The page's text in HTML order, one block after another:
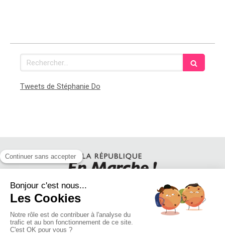
Rechercher
Tweets de Stéphanie Do
SUIVEZ STEPHANIE DO SUR LES RESEAUX SOCIAUX